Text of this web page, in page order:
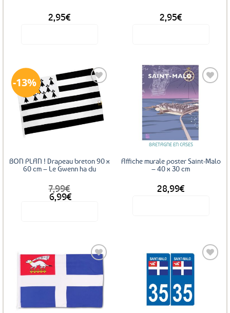
2,95€ 2,95€
13%
Ajouter
aux
favoris
BON PLAN ! Drapeau breton 90 x
60 cm – Le Gwenn ha du
7,99€
Le
prix
6,99€
Le
prix
Ajouter
favoris
BRETAGNE EN CASES
Affiche murale poster Saint-Malo
– 40 x 30 cm
28,99€
Ajouter